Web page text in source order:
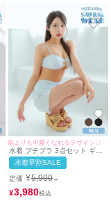
誰よりも可愛くなれるデザイン♡
水着 プチプラ 3点セット ギャ
ル 2way セット 体型カバー ハ
イウエスト カジュアル 脚カバ
ー スカートタイプ ヒトデ 体型
カバー 白 ホワイト ビキニ (ち
ぴたん着用/M~Lサイズ対応) |
myMinette/マイミネット
水着早割SALE
定価 ¥5,900→
¥3,980